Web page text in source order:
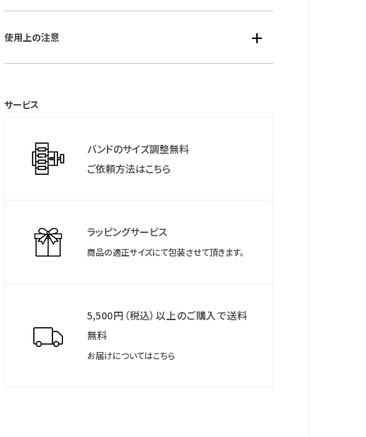
■ベルト素材：ステンレス
時間表示・12／24時間表示切替機能・パーペチュアルカレンダ
ー・1/100秒クロノグラフ（24時間計）・アラーム・タイマー（最大9
TC）表示・サマータイム機能・ローカルタイム機能・時差設定機
機能・過充電防止機能・衝撃検知機能・パワーセーブ機能・フル
充電時約3年可動（パワーセーブ作動時）・耐磁１種・航空縮尺
使用上の注意
＊シチズンのウェブサイトより「MY CITIZEN」にお買い上げの腕
ご利用いただけます。
サービス
バンドのサイズ調整無料
ご依頼方法はこちら
ラッピングサービス
商品の適正サイズにて包装させて頂きます。
5,500円（税込）以上のご購入で送料
無料
お届けについてはこちら